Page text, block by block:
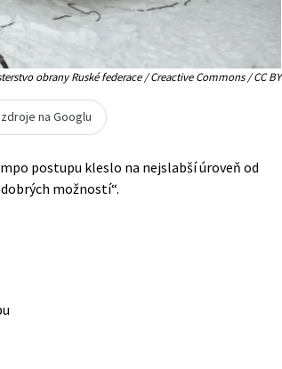
obrany Ruské federace / Creactive Commons / CC BY
na Googlu
postupu kleslo na nejslabší úroveň od
možností“.